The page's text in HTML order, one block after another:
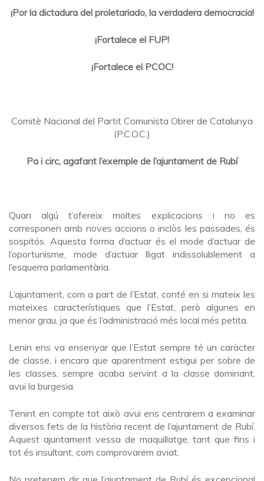
¡Por la dictadura del proletariado, la verdadera democracia!
¡Fortalece el FUP!
¡Fortalece el PCOC!
Comitè Nacional del Partit Comunista Obrer de Catalunya
(P.C.O.C.)
Pa i circ, agafant l’exemple de l’ajuntament de Rubí
Quan algú t’ofereix moltes explicacions i no es
corresponen amb noves accions o inclòs les passades, és
sospitós. Aquesta forma d’actuar és el mode d’actuar de
l’oportunisme, mode d’actuar lligat indissolublement a
l’esquerra parlamentària.
L’ajuntament, com a part de l’Estat, conté en si mateix les
mateixes característiques que l’Estat, però algunes en
menor grau, ja que és l’administració més local més petita.
Lenin ens va ensenyar que l’Estat sempre té un caràcter
de classe, i encara que aparentment estigui per sobre de
les classes, sempre acaba servint a la classe dominant,
avui la burgesia.
Tenint en compte tot això avui ens centrarem a examinar
diversos fets de la història recent de l’ajuntament de Rubí.
Aquest ajuntament vessa de maquillatge, tant que fins i
tot és insultant, com comprovarem aviat.